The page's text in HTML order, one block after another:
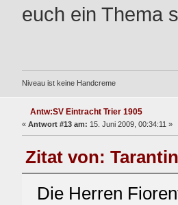
euch ein Thema
Niveau ist keine Handcreme
Antw:SV Eintracht Trier 1905
« Antwort #13 am: 15. Juni 2009, 00:34:11 »
Zitat von:
Die Herren